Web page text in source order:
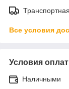
Все условия
Условия
Наличными